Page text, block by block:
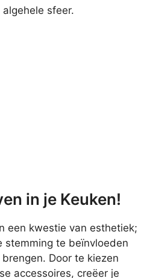
sfeer.
in je Keuken!
een kwestie van esthetiek;
stemming te beïnvloeden
Door te kiezen
accessoires, creëer je